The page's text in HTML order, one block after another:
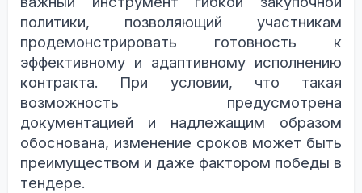
политики, позволяющий участникам
продемонстрировать готовность к
эффективному и адаптивному исполнению
контракта. При условии, что такая
возможность предусмотрена
документацией и надлежащим образом
обоснована, изменение сроков может быть
преимуществом и даже фактором победы в
тендере.